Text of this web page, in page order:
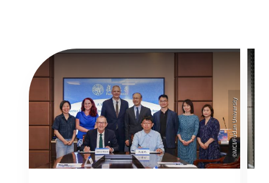
©MCI/Fudan University